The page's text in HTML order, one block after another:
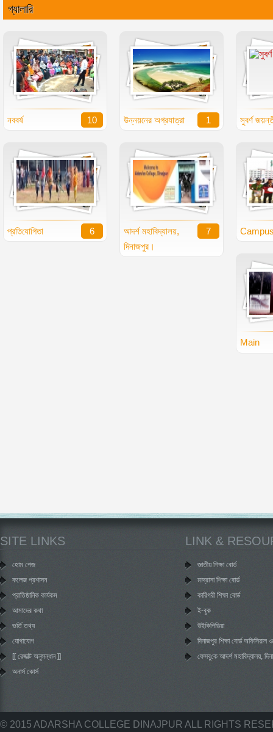
গ্যালারি
10
নববর্ষ 1
উন্নয়নের অগ্রযাত্রা সুবর্ণ
6
প্র‌তি‌যো‌গিতা 7
আদর্শ মহাবিদ্যালয়,
দিনাজপুর।
Main
SITE LINKS
হোম পেজ
কলেজ প্রশাসন
প্রাতিষ্ঠানিক কার্যকম
আমাদের কথা
ভর্তি তথ্য
যোগাযোগ
[[ রেজাল্ট অনুসন্ধান ]]
অনার্স কোর্স
LINK &
জাতীয় শিক্ষা বোর্ড
মাদ্রাসা শিক্ষা বোর্ড
কারিগরী শিক্ষা বোর্ড
ই-বুক
উইকিপিডিয়া
দিনাজপুর শিক্ষা বোর্ড অফিসিয়াল
‌ফেসবু‌কে আদর্শ মহা‌বিদ্যালয়,
© 2015 ADARSHA COLLEGE DINAJPUR ALL RIGHTS